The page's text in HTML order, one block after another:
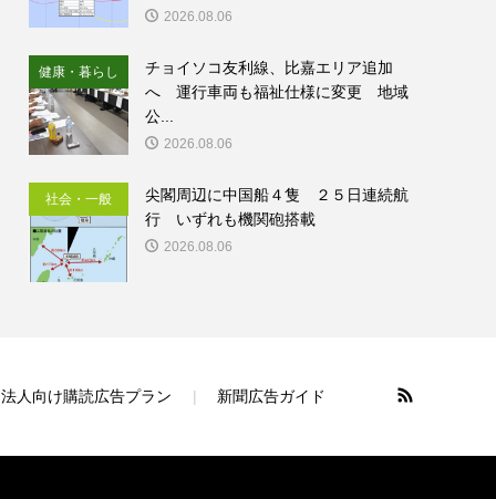
2026.08.06
健康・暮らし
チョイソコ友利線、比嘉エリア追加
へ 運行車両も福祉仕様に変更 地域
公...
2026.08.06
社会・一般
尖閣周辺に中国船４隻 ２５日連続航
行 いずれも機関砲搭載
2026.08.06
法人向け購読広告プラン 新聞広告ガイド